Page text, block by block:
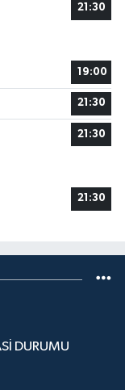
21:30
19:00
21:30
21:30
21:30
DURUMU